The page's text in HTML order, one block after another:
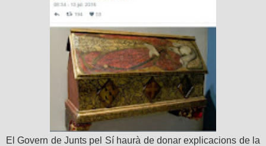
El Govern de Junts pel Sí haurà de donar explicacions de la